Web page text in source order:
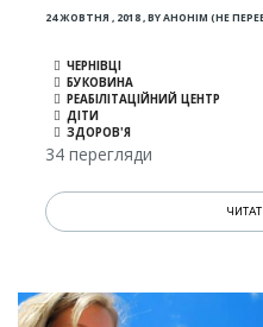
24 ЖОВТНЯ , 2018,BYАНОНІМ (НЕ
ЧЕРНІВЦІ
БУКОВИНА
РЕАБІЛІТАЦІЙНИЙ ЦЕНТР
ДІТИ
ЗДОРОВ'Я
34 перегляди